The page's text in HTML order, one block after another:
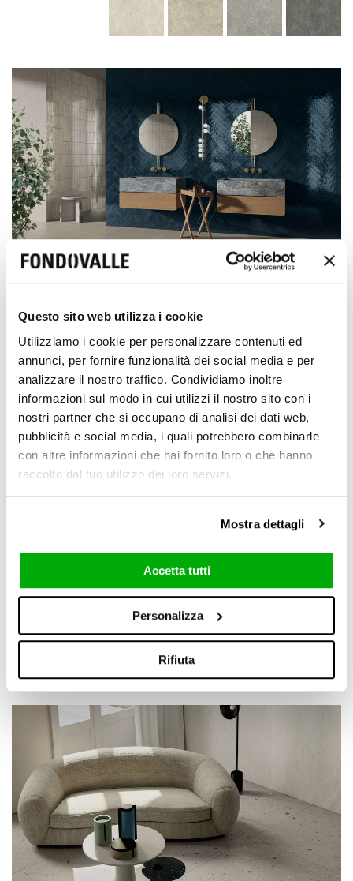
Questo sito web utilizza i cookie
Utilizziamo i cookie per personalizzare contenuti ed
annunci, per fornire funzionalità dei social media e per
analizzare il nostro traffico. Condividiamo inoltre
informazioni sul modo in cui utilizzi il nostro sito con i
nostri partner che si occupano di analisi dei dati web,
pubblicità e social media, i quali potrebbero combinarle
con altre informazioni che hai fornito loro o che hanno
raccolto dal tuo utilizzo dei loro servizi.
Mostra dettagli
Accetta tutti
Personalizza
Rifiuta
Brit
Homescape
+1